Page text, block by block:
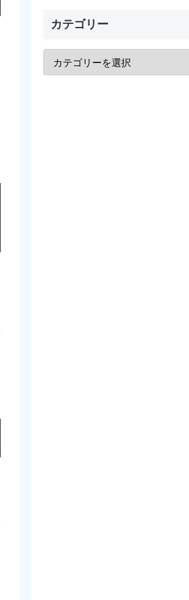
カテゴリー